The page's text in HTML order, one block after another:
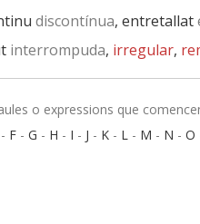
discontínua, entretallat
interrompuda, irregular,
o expressions que
- F - G - H - I - J - K - L - M - N - O